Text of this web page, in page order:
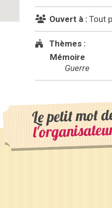
Ouvert à : Tout
Thèmes :
Mémoire
Guerre
Le petit mot